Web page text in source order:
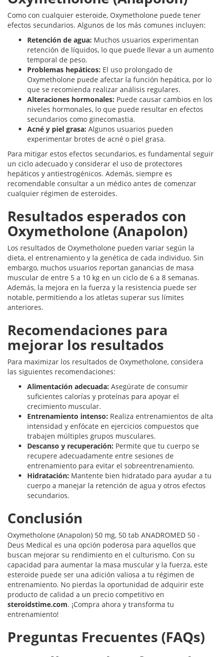
Como con cualquier esteroide, Oxymetholone puede tener
efectos secundarios. Algunos de los más comunes incluyen:
Retención de agua: Muchos usuarios experimentan
retención de líquidos, lo que puede llevar a un aumento
temporal de peso.
Problemas hepáticos: El uso prolongado de
Oxymetholone puede afectar la función hepática, por lo
que se recomienda realizar análisis regulares.
Alteraciones hormonales: Puede causar cambios en los
niveles hormonales, lo que puede resultar en efectos
secundarios como ginecomastia.
Acné y piel grasa: Algunos usuarios pueden
experimentar brotes de acné o piel grasa.
Para mitigar estos efectos secundarios, es fundamental seguir
un ciclo adecuado y considerar el uso de protectores
hepáticos y antiestrogénicos. Además, siempre es
recomendable consultar a un médico antes de comenzar
cualquier régimen de esteroides.
Resultados esperados con
Oxymetholone (Anapolon)
Los resultados de Oxymetholone pueden variar según la
dieta, el entrenamiento y la genética de cada individuo. Sin
embargo, muchos usuarios reportan ganancias de masa
muscular de entre 5 a 10 kg en un ciclo de 6 a 8 semanas.
Además, la mejora en la fuerza y la resistencia puede ser
notable, permitiendo a los atletas superar sus límites
anteriores.
Recomendaciones para
mejorar los resultados
Para maximizar los resultados de Oxymetholone, considera
las siguientes recomendaciones:
Alimentación adecuada: Asegúrate de consumir
suficientes calorías y proteínas para apoyar el
crecimiento muscular.
Entrenamiento intenso: Realiza entrenamientos de alta
intensidad y enfócate en ejercicios compuestos que
trabajen múltiples grupos musculares.
Descanso y recuperación: Permite que tu cuerpo se
recupere adecuadamente entre sesiones de
entrenamiento para evitar el sobreentrenamiento.
Hidratación: Mantente bien hidratado para ayudar a tu
cuerpo a manejar la retención de agua y otros efectos
secundarios.
Conclusión
Oxymetholone (Anapolon) 50 mg, 50 tab ANADROMED 50 -
Deus Medical es una opción poderosa para aquellos que
buscan mejorar su rendimiento en el culturismo. Con su
capacidad para aumentar la masa muscular y la fuerza, este
esteroide puede ser una adición valiosa a tu régimen de
entrenamiento. No pierdas la oportunidad de adquirir este
producto de calidad a un precio competitivo en
steroidstime.com. ¡Compra ahora y transforma tu
entrenamiento!
Preguntas Frecuentes (FAQs)